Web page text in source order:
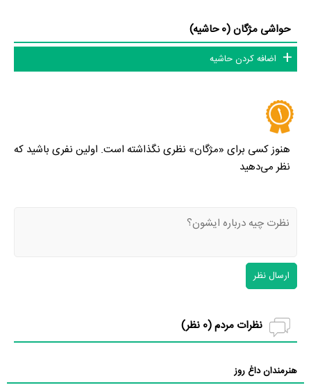
حواشی مژگان (0 حاشیه)
اضافه کردن حاشیه
هنوز کسی برای «مژگان» نظری نگذاشته است. اولین نفری باشید که
نظر می‌دهید
ارسال نظر
نظرات مردم (0 نظر)
هنرمندان داغ روز